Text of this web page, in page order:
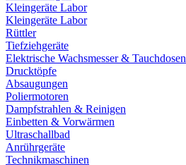
Kleingeräte Labor
Kleingeräte Labor
Rüttler
Tiefziehgeräte
Elektrische Wachsmesser & Tauchdosen
Drucktöpfe
Absaugungen
Poliermotoren
Dampfstrahlen & Reinigen
Einbetten & Vorwärmen
Ultraschallbad
Anrührgeräte
Technikmaschinen